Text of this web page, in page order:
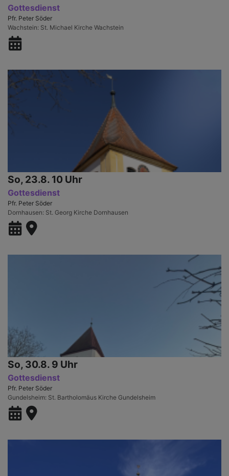
Gottesdienst
Pfr. Peter Söder
Wachstein St. Michael Kirche Wachstein
So, 23.8. 10 Uhr
Gottesdienst
Pfr. Peter Söder
Dornhausen St. Georg Kirche Dornhausen
So, 30.8. 9 Uhr
Gottesdienst
Pfr. Peter Söder
Gundelsheim St. Bartholomäus Kirche Gundelsheim